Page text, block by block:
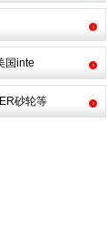
国inte
砂轮等